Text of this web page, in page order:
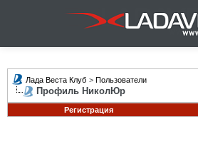
Лада Веста Клуб > Пользователи
Профиль НиколЮр
Регистрация